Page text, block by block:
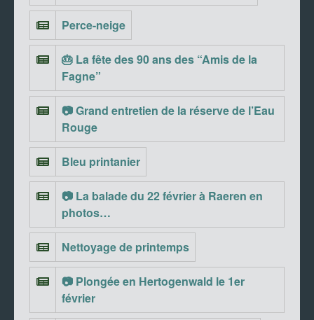
Perce-neige
🎂 La fête des 90 ans des “Amis de la
Fagne”
📷 Grand entretien de la réserve de l’Eau
Rouge
Bleu printanier
📷 La balade du 22 février à Raeren en
photos…
Nettoyage de printemps
📷 Plongée en Hertogenwald le 1er
février